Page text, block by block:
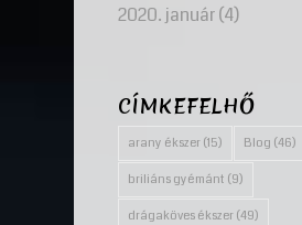
2020. január(4)
CÍMKEFELHŐ
arany ékszer (15) Blog (46)
briliáns gyémánt (9)
drágaköves ékszer (49)